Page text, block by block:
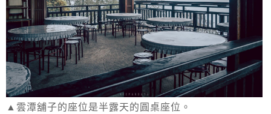
▲雲潭舖子的座位是半露天的圓桌座位。